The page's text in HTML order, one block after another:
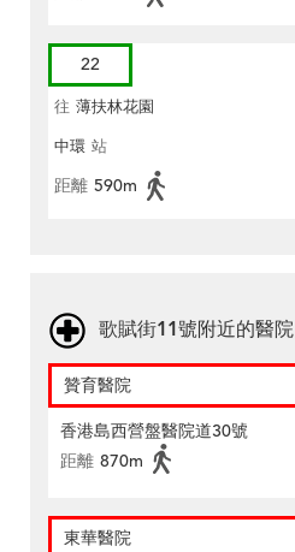
22
往 薄扶林花園
中環 站
距離 590m
歌賦街11號附近的醫院
贊育醫院
香港島西營盤醫院道30號
距離 870m
東華醫院